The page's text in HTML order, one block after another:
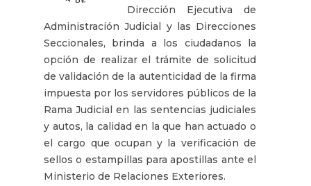
Dirección Ejecutiva de
Administración Judicial y las Direcciones
Seccionales, brinda a los ciudadanos la
opción de realizar el trámite de solicitud
de validación de la autenticidad de la firma
impuesta por los servidores públicos de la
Rama Judicial en las sentencias judiciales
y autos, la calidad en la que han actuado o
el cargo que ocupan y la verificación de
sellos o estampillas para apostillas ante el
Ministerio de Relaciones Exteriores.